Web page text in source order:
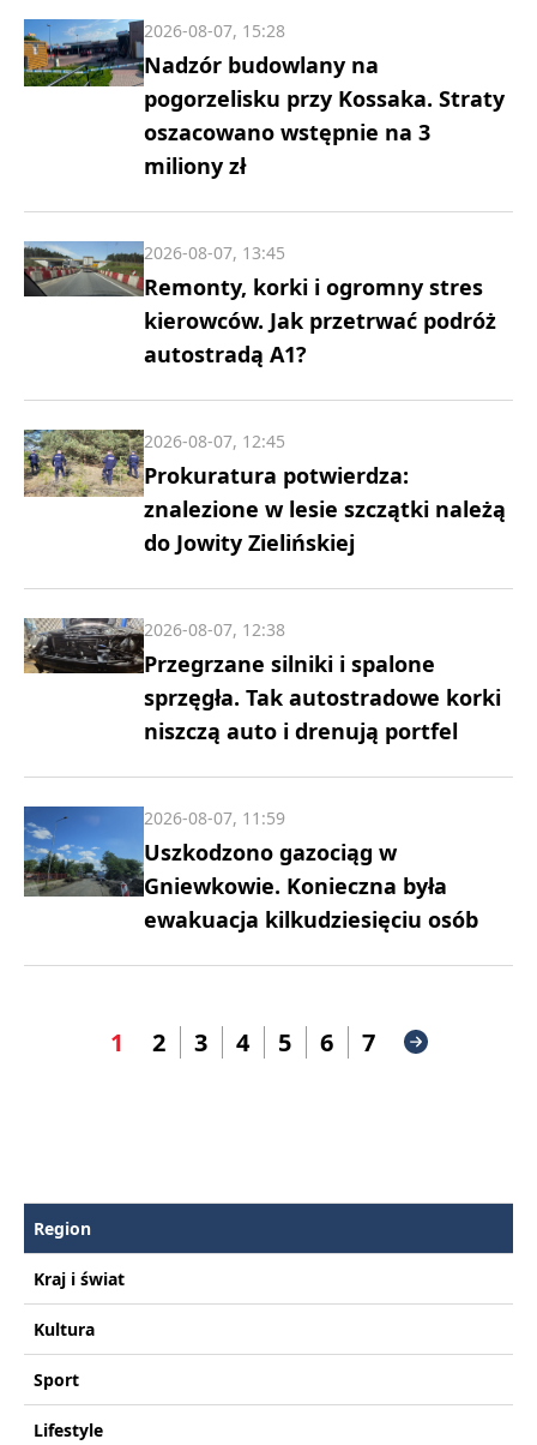
Nadzór budowlany na
pogorzelisku przy Kossaka. Straty
oszacowano wstępnie na 3
miliony zł
2026-08-07, 15:28
Remonty, korki i ogromny stres
kierowców. Jak przetrwać podróż
autostradą A1?
2026-08-07, 13:45
Prokuratura potwierdza:
znalezione w lesie szczątki należą
do Jowity Zielińskiej
2026-08-07, 12:45
Przegrzane silniki i spalone
sprzęgła. Tak autostradowe korki
niszczą auto i drenują portfel
2026-08-07, 12:38
Uszkodzono gazociąg w
Gniewkowie. Konieczna była
ewakuacja kilkudziesięciu osób
2026-08-07, 11:59
1 2 3 4 5 6 7
Region
Kraj i świat
Kultura
Sport
Lifestyle